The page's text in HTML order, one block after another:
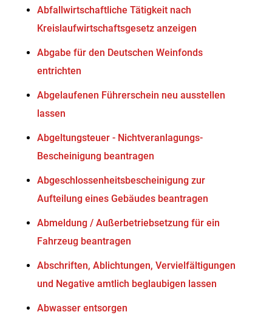
Abfallwirtschaftliche Tätigkeit nach
Kreislaufwirtschaftsgesetz anzeigen
Abgabe für den Deutschen Weinfonds
entrichten
Abgelaufenen Führerschein neu ausstellen
lassen
Abgeltungsteuer - Nichtveranlagungs-
Bescheinigung beantragen
Abgeschlossenheitsbescheinigung zur
Aufteilung eines Gebäudes beantragen
Abmeldung / Außerbetriebsetzung für ein
Fahrzeug beantragen
Abschriften, Ablichtungen, Vervielfältigungen
und Negative amtlich beglaubigen lassen
Abwasser entsorgen